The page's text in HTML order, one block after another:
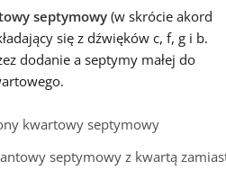
septymowy (w skrócie akord
się z dźwięków c, f, g i b.
dodanie a septymy małej do
kwartowy septymowy
septymowy z kwartą